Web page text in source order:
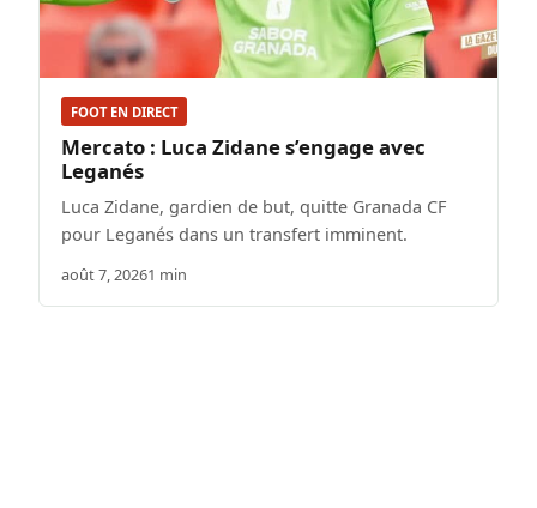
FOOT EN DIRECT
Mercato : Luca Zidane s’engage avec
Leganés
Luca Zidane, gardien de but, quitte Granada CF
pour Leganés dans un transfert imminent.
août 7, 20261 min